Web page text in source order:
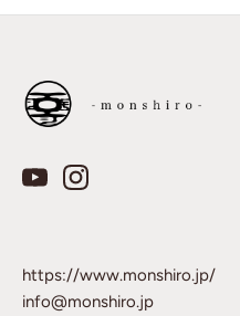
https://www.monshiro.jp/
info@monshiro.jp